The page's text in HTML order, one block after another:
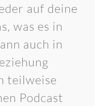
auf deine
was es in
auch in
teilweise
Podcast